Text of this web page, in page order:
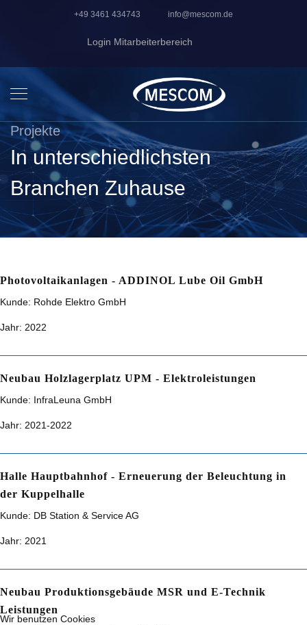
+49 3461 434743 info@mescom.de
Login Mitarbeiterbereich
Projekte
In unterschiedlichsten
Branchen Zuhause
Photovoltaikanlagen - ADDINOL Lube Oil GmbH
Kunde: Rohde Elektro GmbH
Jahr: 2022
Neubau Holzlagerplatz UPM - Elektroleistungen
Kunde: InfraLeuna GmbH
Jahr: 2021-2022
Halle Hauptbahnhof - Erneuerung der Beleuchtung in
der Kuppelhalle
Kunde: DB Station & Service AG
Jahr: 2021
Neubau Produktionsgebäude MSR und E-Technik
Leistungen
Wir benutzen Cookies